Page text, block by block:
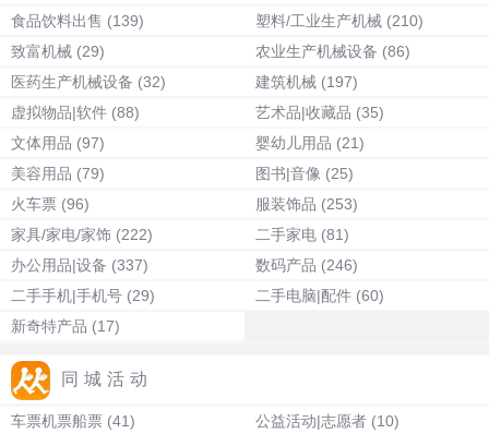
食品饮料出售 (139) 塑料/工业生产机械 (210)
致富机械 (29) 农业生产机械设备 (86)
医药生产机械设备 (32) 建筑机械 (197)
虚拟物品|软件 (88) 艺术品|收藏品 (35)
文体用品 (97) 婴幼儿用品 (21)
美容用品 (79) 图书|音像 (25)
火车票 (96) 服装饰品 (253)
家具/家电/家饰 (222) 二手家电 (81)
办公用品|设备 (337) 数码产品 (246)
二手手机|手机号 (29) 二手电脑|配件 (60)
新奇特产品 (17)
同城活动
车票机票船票 (41) 公益活动|志愿者 (10)